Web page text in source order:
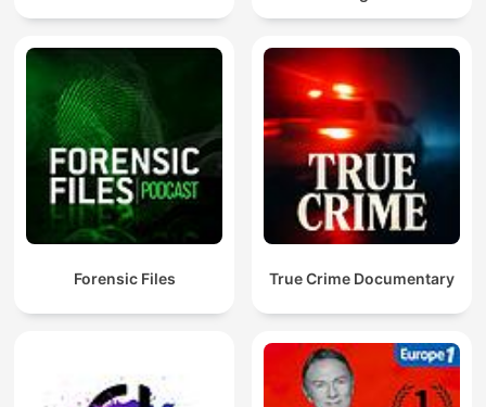
Forensic Files True Crime Documentary